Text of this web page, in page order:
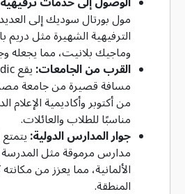
مول بورتال سوديك إلى
الترفيهية الشهيرة مثل دريم
وماجيك بلانيت، مما يجعله
القرب من الجامعات:
مسافة قصيرة من جامعة
من أكتوبر وأكاديمية الإعلام
مناسبًا للطلاب والعائلات.
جوار المدارس الدولية:
مدارس مرموقة مثل المدرسة
الألمانية، مما يعزز من
المنطقة.